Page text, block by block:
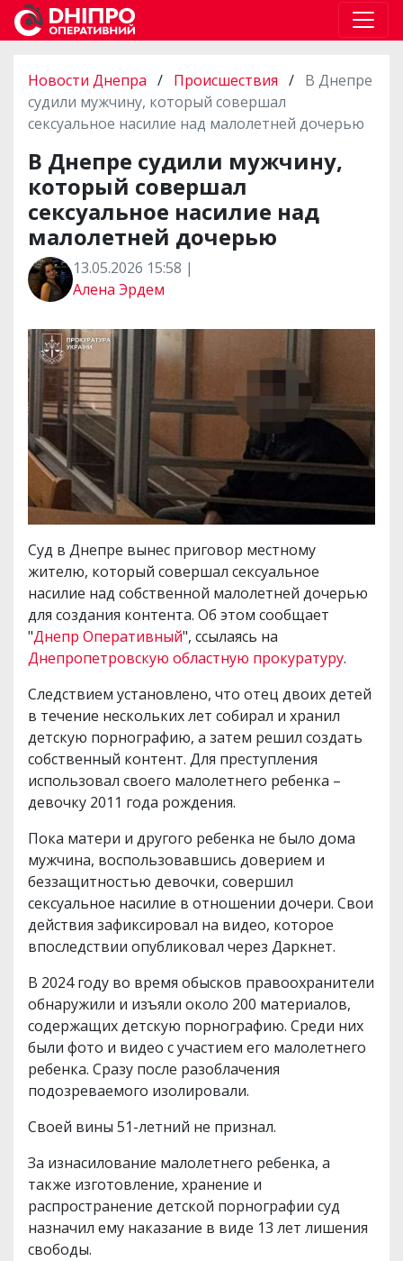
Новости Днепра / Происшествия / В Днепре
судили мужчину, который совершал
сексуальное насилие над малолетней дочерью
В Днепре судили мужчину,
который совершал
сексуальное насилие над
малолетней дочерью
13.05.2026 15:58 |
Алена Эрдем
Суд в Днепре вынес приговор местному
жителю, который совершал сексуальное
насилие над собственной малолетней дочерью
для создания контента. Об этом сообщает
"Днепр Оперативный", ссылаясь на
Днепропетровскую областную прокуратуру.
Следствием установлено, что отец двоих детей
в течение нескольких лет собирал и хранил
детскую порнографию, а затем решил создать
собственный контент. Для преступления
использовал своего малолетнего ребенка –
девочку 2011 года рождения.
Пока матери и другого ребенка не было дома
мужчина, воспользовавшись доверием и
беззащитностью девочки, совершил
сексуальное насилие в отношении дочери. Свои
действия зафиксировал на видео, которое
впоследствии опубликовал через Даркнет.
В 2024 году во время обысков правоохранители
обнаружили и изъяли около 200 материалов,
содержащих детскую порнографию. Среди них
были фото и видео с участием его малолетнего
ребенка. Сразу после разоблачения
подозреваемого изолировали.
Своей вины 51-летний не признал.
За изнасилование малолетнего ребенка, а
также изготовление, хранение и
распространение детской порнографии суд
назначил ему наказание в виде 13 лет лишения
свободы.